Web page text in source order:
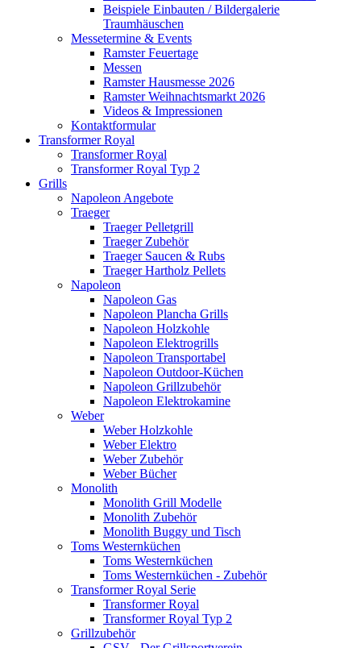
Beispiele Einbauten / Bildergalerie
Traumhäuschen
Messetermine & Events
Ramster Feuertage
Messen
Ramster Hausmesse 2026
Ramster Weihnachtsmarkt 2026
Videos & Impressionen
Kontaktformular
Transformer Royal
Transformer Royal
Transformer Royal Typ 2
Grills
Napoleon Angebote
Traeger
Traeger Pelletgrill
Traeger Zubehör
Traeger Saucen & Rubs
Traeger Hartholz Pellets
Napoleon
Napoleon Gas
Napoleon Plancha Grills
Napoleon Holzkohle
Napoleon Elektrogrills
Napoleon Transportabel
Napoleon Outdoor-Küchen
Napoleon Grillzubehör
Napoleon Elektrokamine
Weber
Weber Holzkohle
Weber Elektro
Weber Zubehör
Weber Bücher
Monolith
Monolith Grill Modelle
Monolith Zubehör
Monolith Buggy und Tisch
Toms Westernküchen
Toms Westernküchen
Toms Westernküchen - Zubehör
Transformer Royal Serie
Transformer Royal
Transformer Royal Typ 2
Grillzubehör